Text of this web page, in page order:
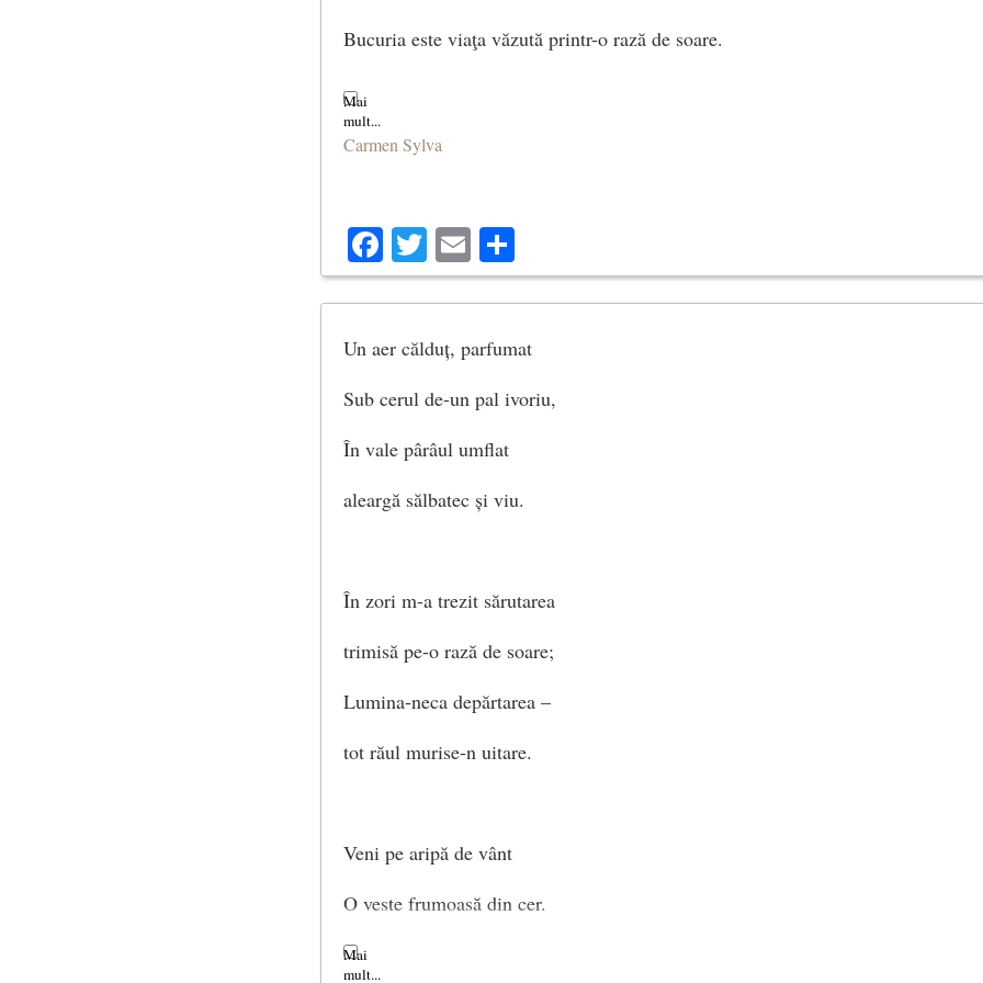
Bucuria este viaţa văzută printr-o rază de soare.
Carmen Sylva
Facebook
Twitter
Email
Un aer călduț, parfumat
Sub cerul de-un pal ivoriu,
În vale pârâul umflat
aleargă sălbatec și viu.
În zori m-a trezit sărutarea
trimisă pe-o rază de soare;
Lumina-neca depărtarea –
tot răul murise-n uitare.
Veni pe aripă de vânt
O veste frumoasă din cer.
Și-acuma bătrânul pământ